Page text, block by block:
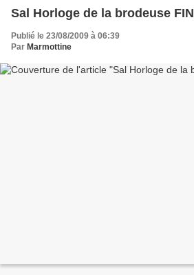
Sal Horloge de la brodeuse FIN
Publié le 23/08/2009 à 06:39
Par Marmottine